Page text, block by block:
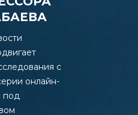
с
онлайн-
под